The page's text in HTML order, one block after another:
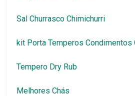
Sal Churrasco Chimichurri
kit Porta Temperos Condimentos
Tempero Dry Rub
Melhores Chás